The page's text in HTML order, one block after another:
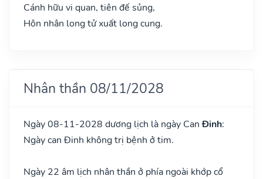
Cánh hữu vi quan, tiên đế sủng,
Hôn nhân long tử xuất long cung.
Nhân thần 08/11/2028
Ngày 08-11-2028 dương lịch là ngày CanĐinh:
Ngày can Đinh không trị bệnh ở tim.
Ngày 22 âm lịch nhân thần ở phía ngoài khớp cổ